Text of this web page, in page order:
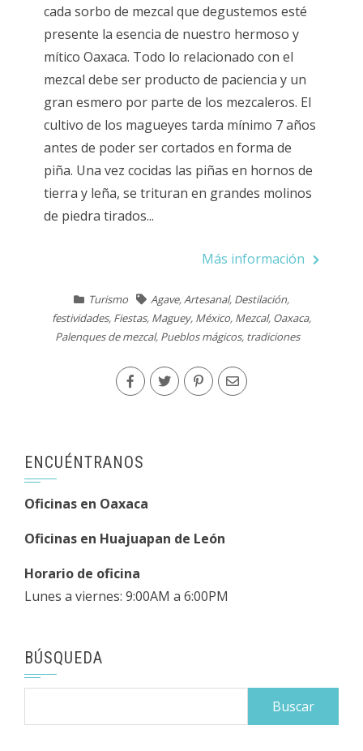
cada sorbo de mezcal que degustemos esté
presente la esencia de nuestro hermoso y
mítico Oaxaca. Todo lo relacionado con el
mezcal debe ser producto de paciencia y un
gran esmero por parte de los mezcaleros. El
cultivo de los magueyes tarda mínimo 7 años
antes de poder ser cortados en forma de
piña. Una vez cocidas las piñas en hornos de
tierra y leña, se trituran en grandes molinos
de piedra tirados...
Más información
Turismo Agave,Artesanal, Destilación,
festividades, Fiestas, Maguey, México, Mezcal, Oaxaca,
Palenques de mezcal, Pueblos mágicos, tradiciones
ENCUÉNTRANOS
Oficinas en Oaxaca
Oficinas en Huajuapan de León
Horario de oficina
Lunes a viernes: 9:00AM a 6:00PM
BÚSQUEDA